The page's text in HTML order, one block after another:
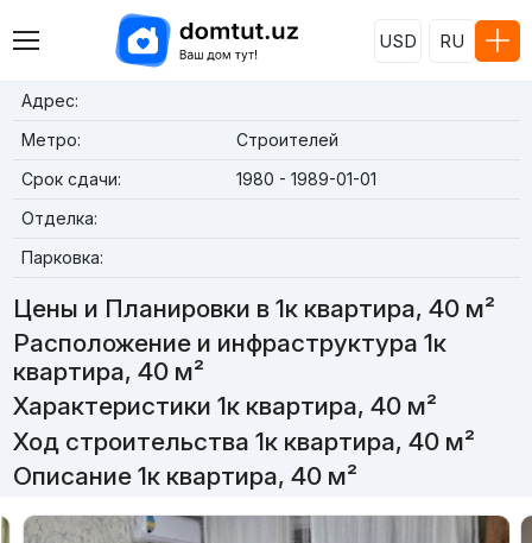
USD RU
Адрес:
Метро:
Строителей
Срок сдачи:
1980 - 1989-01-01
Отделка:
Парковка:
Цены и Планировки в 1к квартира, 40 м²
Расположение и инфраструктура 1к
квартира, 40 м²
Характеристики 1к квартира, 40 м²
Ход строительства 1к квартира, 40 м²
Описание 1к квартира, 40 м²